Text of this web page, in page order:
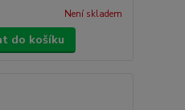
Není skladem
do košíku